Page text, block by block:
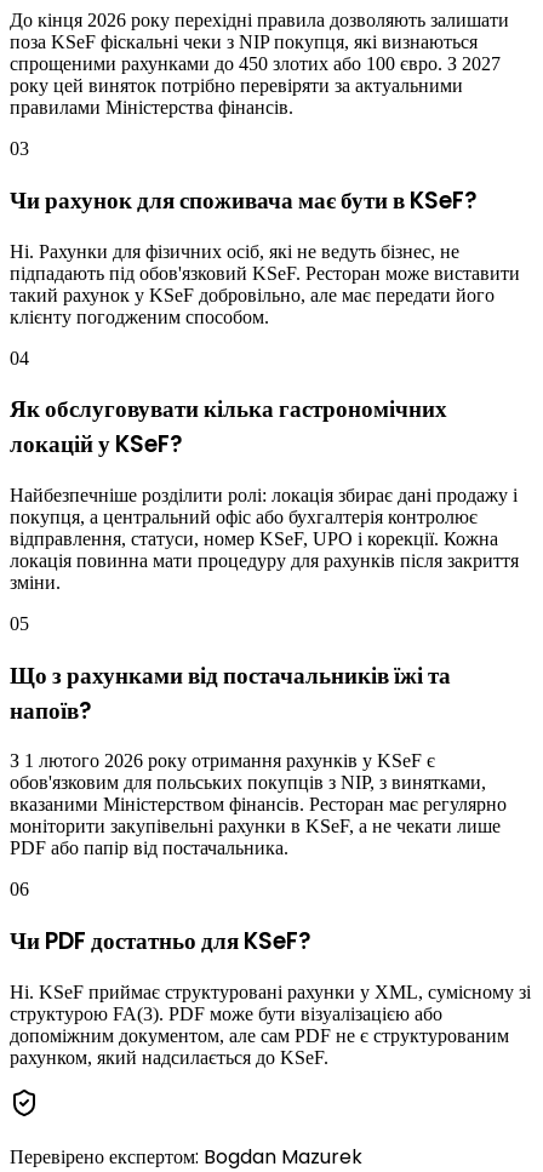
До кінця 2026 року перехідні правила дозволяють залишати
поза KSeF фіскальні чеки з NIP покупця, які визнаються
спрощеними рахунками до 450 злотих або 100 євро. З 2027
року цей виняток потрібно перевіряти за актуальними
правилами Міністерства фінансів.
03
Чи рахунок для споживача має бути в KSeF?
Ні. Рахунки для фізичних осіб, які не ведуть бізнес, не
підпадають під обов'язковий KSeF. Ресторан може виставити
такий рахунок у KSeF добровільно, але має передати його
клієнту погодженим способом.
04
Як обслуговувати кілька гастрономічних
локацій у KSeF?
Найбезпечніше розділити ролі: локація збирає дані продажу і
покупця, а центральний офіс або бухгалтерія контролює
відправлення, статуси, номер KSeF, UPO і корекції. Кожна
локація повинна мати процедуру для рахунків після закриття
зміни.
05
Що з рахунками від постачальників їжі та
напоїв?
З 1 лютого 2026 року отримання рахунків у KSeF є
обов'язковим для польських покупців з NIP, з винятками,
вказаними Міністерством фінансів. Ресторан має регулярно
моніторити закупівельні рахунки в KSeF, а не чекати лише
PDF або папір від постачальника.
06
Чи PDF достатньо для KSeF?
Ні. KSeF приймає структуровані рахунки у XML, сумісному зі
структурою FA(3). PDF може бути візуалізацією або
допоміжним документом, але сам PDF не є структурованим
рахунком, який надсилається до KSeF.
Перевірено експертом: Bogdan Mazurek